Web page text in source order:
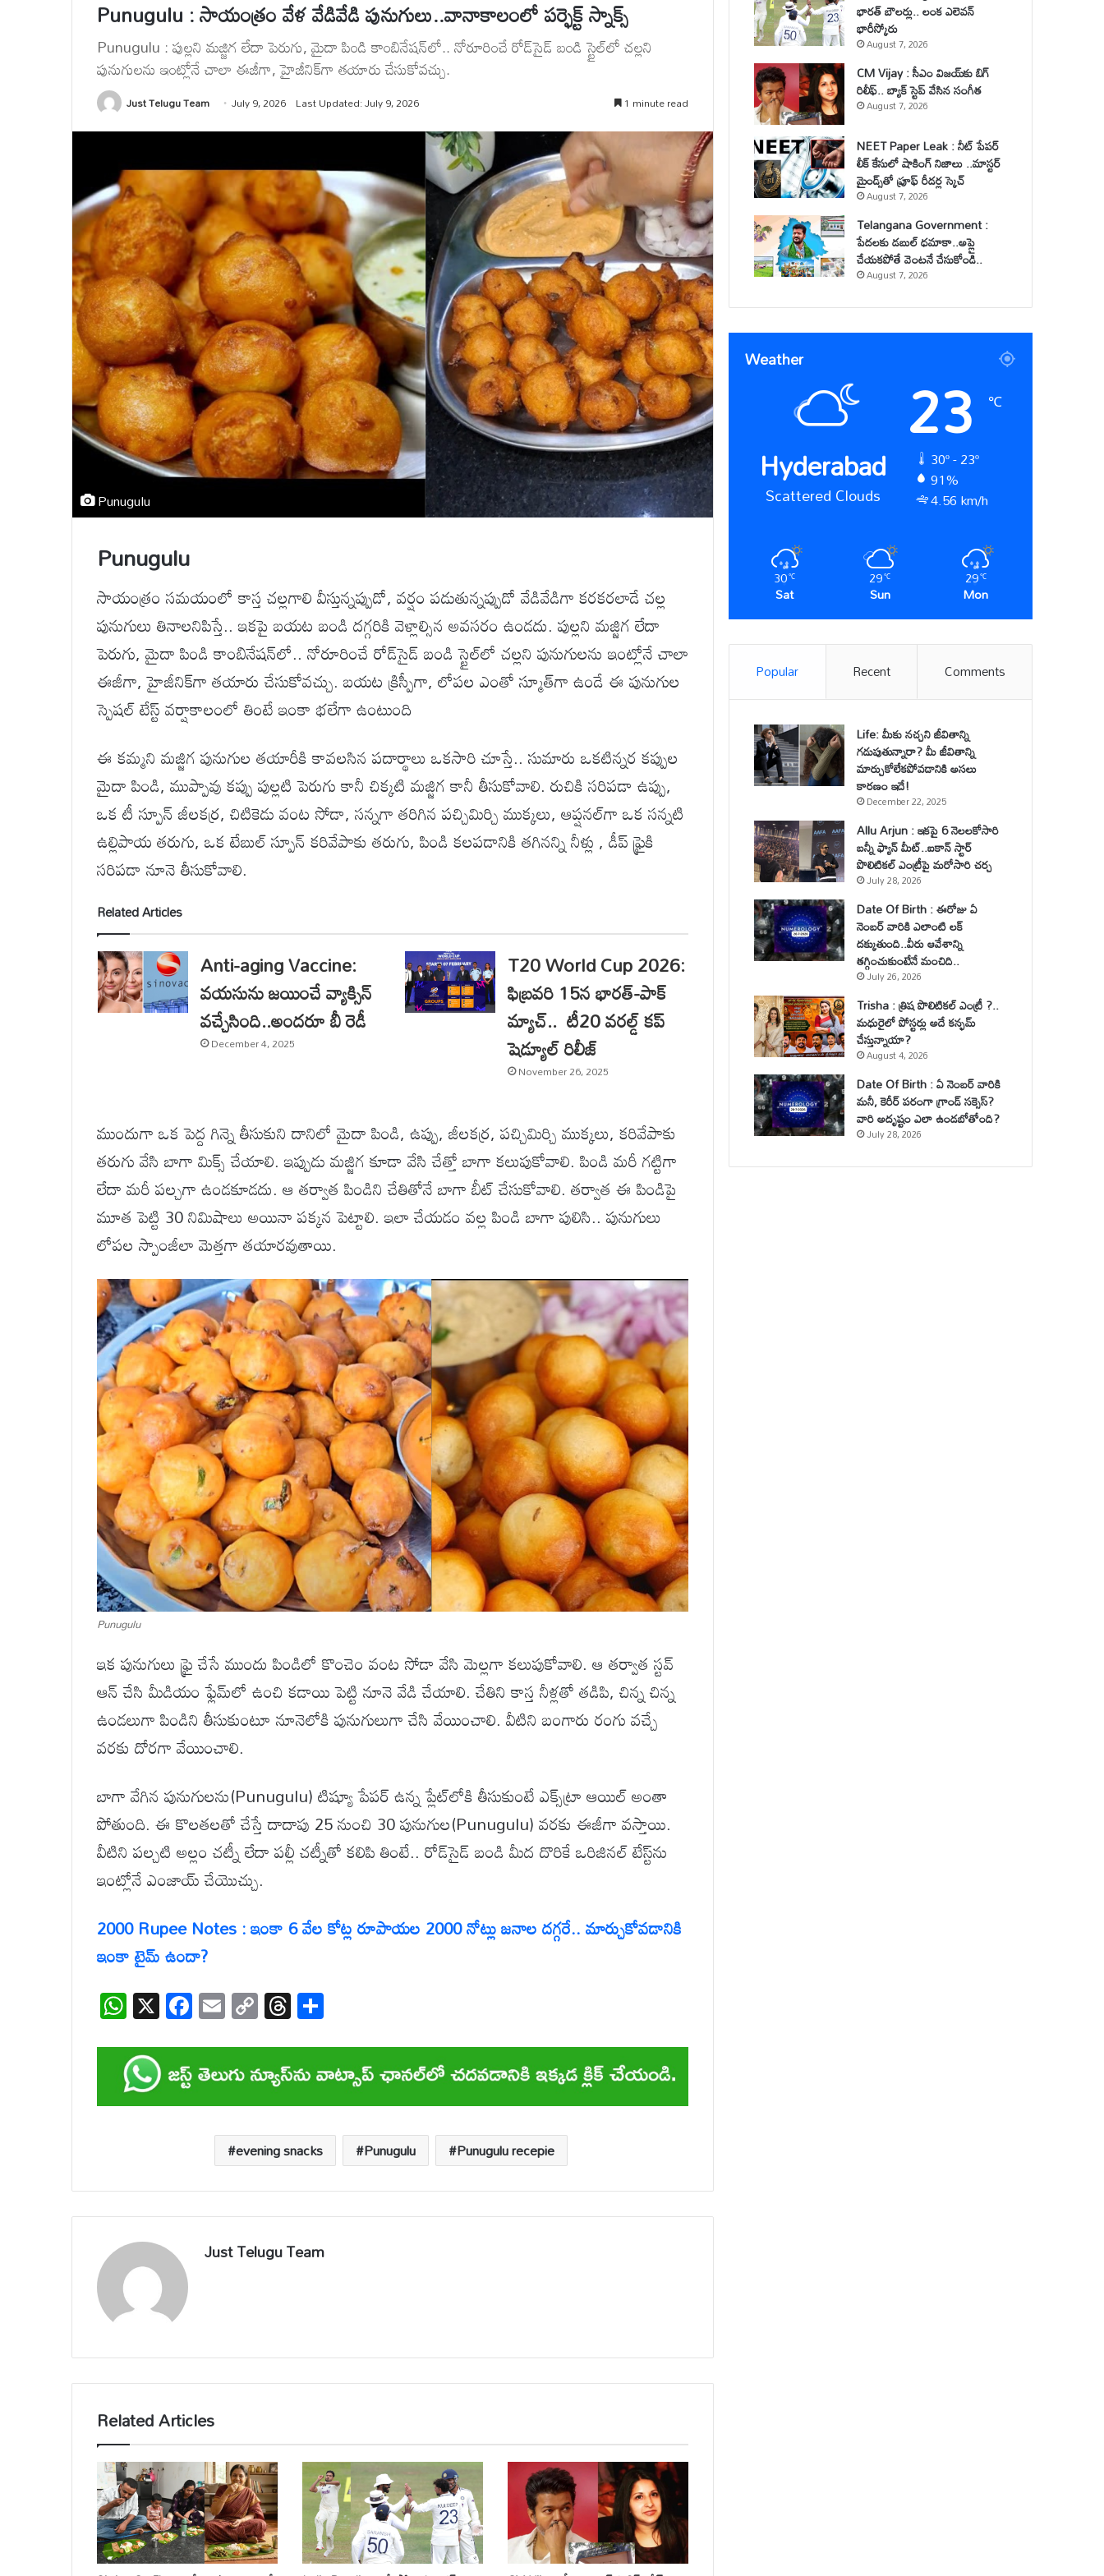
Punugulu : సాయంత్రం వేళ వేడివేడి పునుగులు..వానాకాలంలో పర్ఫెక్ట్ స్నాక్స్
Punugulu : పుల్లని మజ్జిగ లేదా పెరుగు, మైదా పిండి కాంబినేషన్‌లో.. నోరూరించే రోడ్‌సైడ్ బండి స్టైల్‌లో చల్లని
పునుగులను ఇంట్లోనే చాలా ఈజీగా, హైజీనిక్‌గా తయారు చేసుకోవచ్చు.
Just Telugu Team July 9, 2026 Last Updated: July 9, 2026 1 minute read
Punugulu
Punugulu
సాయంత్రం సమయంలో కాస్త చల్లగాలి వీస్తున్నప్పుడో, వర్షం పడుతున్నప్పుడో వేడివేడిగా కరకరలాడే చల్ల
పునుగులు తినాలనిపిస్తే.. ఇకపై బయట బండి దగ్గరికి వెళ్లాల్సిన అవసరం ఉండదు. పుల్లని మజ్జిగ లేదా
పెరుగు, మైదా పిండి కాంబినేషన్‌లో.. నోరూరించే రోడ్‌సైడ్ బండి స్టైల్‌లో చల్లని పునుగులను ఇంట్లోనే చాలా
ఈజీగా, హైజీనిక్‌గా తయారు చేసుకోవచ్చు. బయట క్రిస్పీగా, లోపల ఎంతో స్మూత్‌గా ఉండే ఈ పునుగుల
స్పెషల్ టేస్ట్ వర్షాకాలంలో తింటే ఇంకా భలేగా ఉంటుంది
ఈ కమ్మని మజ్జిగ పునుగుల తయారీకి కావలసిన పదార్థాలు ఒకసారి చూస్తే.. సుమారు ఒకటిన్నర కప్పుల
మైదా పిండి, ముప్పావు కప్పు పుల్లటి పెరుగు కానీ చిక్కటి మజ్జిగ కానీ తీసుకోవాలి. రుచికి సరిపడా ఉప్పు,
ఒక టీ స్పూన్ జీలకర్ర, చిటికెడు వంట సోడా, సన్నగా తరిగిన పచ్చిమిర్చి ముక్కలు, ఆప్షనల్‌గా ఒక సన్నటి
ఉల్లిపాయ తరుగు, ఒక టేబుల్ స్పూన్ కరివేపాకు తరుగు, పిండి కలపడానికి తగినన్ని నీళ్లు , డీప్ ఫ్రైకి
సరిపడా నూనె తీసుకోవాలి.
Related Articles
Anti-aging Vaccine:
వయసును జయించే వ్యాక్సిన్
వచ్చేసింది..అందరూ బీ రెడీ
December 4, 2025
T20 World Cup 2026:
ఫిబ్రవరి 15న భారత్-పాక్
మ్యాచ్.. టీ20 వరల్డ్ కప్
షెడ్యూల్ రిలీజ్
November 26, 2025
ముందుగా ఒక పెద్ద గిన్నె తీసుకుని దానిలో మైదా పిండి, ఉప్పు, జీలకర్ర, పచ్చిమిర్చి ముక్కలు, కరివేపాకు
తరుగు వేసి బాగా మిక్స్ చేయాలి. ఇప్పుడు మజ్జిగ కూడా వేసి చేత్తో బాగా కలుపుకోవాలి. పిండి మరీ గట్టిగా
లేదా మరీ పల్చగా ఉండకూడదు. ఆ తర్వాత పిండిని చేతితోనే బాగా బీట్ చేసుకోవాలి. తర్వాత ఈ పిండిపై
మూత పెట్టి 30 నిమిషాలు అయినా పక్కన పెట్టాలి. ఇలా చేయడం వల్ల పిండి బాగా పులిసి.. పునుగులు
లోపల స్పాంజీలా మెత్తగా తయారవుతాయి.
Punugulu
ఇక పునుగులు ఫ్రై చేసే ముందు పిండిలో కొంచెం వంట సోడా వేసి మెల్లగా కలుపుకోవాలి. ఆ తర్వాత స్టవ్
ఆన్ చేసి మీడియం ఫ్లేమ్‌లో ఉంచి కడాయి పెట్టి నూనె వేడి చేయాలి. చేతిని కాస్త నీళ్లతో తడిపి, చిన్న చిన్న
ఉండలుగా పిండిని తీసుకుంటూ నూనెలోకి పునుగులుగా చేసి వేయించాలి. వీటిని బంగారు రంగు వచ్చే
వరకు దోరగా వేయించాలి.
బాగా వేగిన పునుగులను(Punugulu) టిష్యూ పేపర్ ఉన్న ప్లేట్‌లోకి తీసుకుంటే ఎక్స్‌ట్రా ఆయిల్ అంతా
పోతుంది. ఈ కొలతలతో చేస్తే దాదాపు 25 నుంచి 30 పునుగుల(Punugulu) వరకు ఈజీగా వస్తాయి.
వీటిని పల్చటి అల్లం చట్నీ లేదా పల్లీ చట్నీతో కలిపి తింటే.. రోడ్‌సైడ్ బండి మీద దొరికే ఒరిజినల్ టేస్ట్‌ను
ఇంట్లోనే ఎంజాయ్ చేయొచ్చు.
2000 Rupee Notes : ఇంకా 6 వేల కోట్ల రూపాయల 2000 నోట్లు జనాల దగ్గరే.. మార్చుకోవడానికి
ఇంకా టైమ్ ఉందా?
W
h
at
s
A
X F
ac
e
b
o
E
m
ail
C
o
p
y
Li
n
k
T
hr
e
a
d
s
ar
e
evening snacks Punugulu Punugulu recepie
Just Telugu Team
Related Articles
భారత్ బౌలర్లు.. లంక ఎలెవన్
భారీస్కోరు
August 7, 2026
CM Vijay : సీఎం విజయ్‌కు బిగ్
రిలీఫ్.. బ్యాక్ స్టెప్ వేసిన సంగీత
August 7, 2026
NEET Paper Leak : నీట్ పేపర్
లీక్ కేసులో షాకింగ్ నిజాలు ..మాస్టర్
మైండ్స్‌తో ప్రూఫ్ రీడర్ల స్కెచ్
August 7, 2026
Telangana Government :
పేదలకు డబుల్ ధమాకా..అప్లై
చేయకపోతే వెంటనే చేసుకోండి..
August 7, 2026
Weather
Hyderabad
Scattered Clouds
23 ℃
30º - 23º
91%
4.56 km/h
30℃
Sat
29℃
Sun
29℃
Mon
Popular Recent Comments
Life: మీకు నచ్చని జీవితాన్ని
గడుపుతున్నారా? మీ జీవితాన్ని
మార్చుకోలేకపోవడానికి అసలు
కారణం ఇదే!
December 22, 2025
Allu Arjun : ఇకపై 6 నెలలకోసారి
బన్నీ ఫ్యాన్ మీట్..ఐకాన్ స్టార్
పొలిటికల్ ఎంట్రీపై మరోసారి చర్చ
July 28, 2026
Date Of Birth : ఈరోజు ఏ
నెంబర్ వారికి ఎలాంటి లక్
దక్కుతుంది..వీరు ఆవేశాన్ని
తగ్గించుకుంటేనే మంచిది..
July 26, 2026
Trisha : త్రిష పొలిటికల్ ఎంట్రీ ?..
మధురైలో పోస్టర్లు అదే కన్ఫమ్
చేస్తున్నాయా?
August 4, 2026
Date Of Birth : ఏ నెంబర్ వారికి
మనీ, కెరీర్ పరంగా గ్రాండ్ సక్సెస్?
వారి అదృష్టం ఎలా ఉండబోతోంది?
July 28, 2026